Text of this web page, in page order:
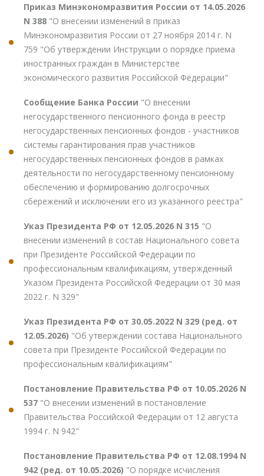
Приказ Минэкономразвития России от 14.05.2026
N 388 "О внесении изменений в приказ
Минэкономразвития России от 27 ноября 2014 г. N
759 "Об утверждении Инструкции о порядке приема
иностранных граждан в Министерстве
экономического развития Российской Федерации"
Сообщение Банка России "О внесении
негосударственного пенсионного фонда в реестр
негосударственных пенсионных фондов - участников
системы гарантирования прав участников
негосударственных пенсионных фондов в рамках
деятельности по негосударственному пенсионному
обеспечению и формированию долгосрочных
сбережений и исключении его из указанного реестра"
Указ Президента РФ от 12.05.2026 N 315 "О
внесении изменений в состав Национального совета
при Президенте Российской Федерации по
профессиональным квалификациям, утвержденный
Указом Президента Российской Федерации от 30 мая
2022 г. N 329"
Указ Президента РФ от 30.05.2022 N 329 (ред. от
12.05.2026) "Об утверждении состава Национального
совета при Президенте Российской Федерации по
профессиональным квалификациям"
Постановление Правительства РФ от 10.05.2026 N
537 "О внесении изменений в постановление
Правительства Российской Федерации от 12 августа
1994 г. N 942"
Постановление Правительства РФ от 12.08.1994 N
942 (ред. от 10.05.2026) "О порядке исчисления